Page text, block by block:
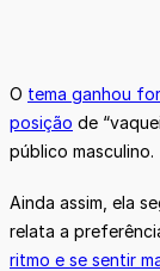
O tema ganhou
posição de
público masculino.
Ainda assim, ela
relata a
ritmo e se sentir